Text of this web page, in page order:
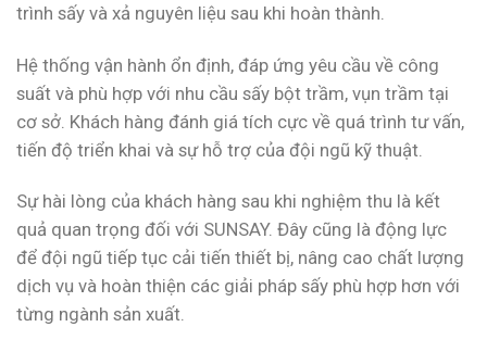
trình sấy và xả nguyên liệu sau khi hoàn thành.
Hệ thống vận hành ổn định, đáp ứng yêu cầu về công
suất và phù hợp với nhu cầu sấy bột trầm, vụn trầm tại
cơ sở. Khách hàng đánh giá tích cực về quá trình tư vấn,
tiến độ triển khai và sự hỗ trợ của đội ngũ kỹ thuật.
Sự hài lòng của khách hàng sau khi nghiệm thu là kết
quả quan trọng đối với SUNSAY. Đây cũng là động lực
để đội ngũ tiếp tục cải tiến thiết bị, nâng cao chất lượng
dịch vụ và hoàn thiện các giải pháp sấy phù hợp hơn với
từng ngành sản xuất.